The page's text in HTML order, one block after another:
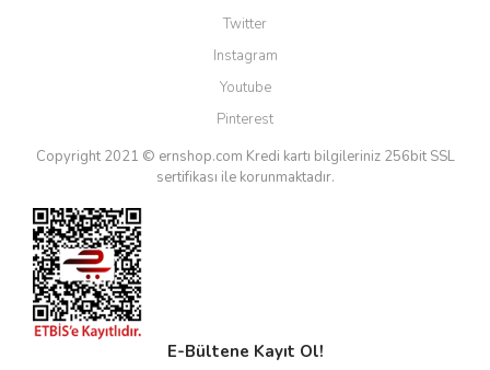
Twitter
Instagram
Youtube
Pinterest
Copyright 2021 © ernshop.com Kredi kartı bilgileriniz 256bit SSL
sertifikası ile korunmaktadır.
E-Bültene Kayıt Ol!